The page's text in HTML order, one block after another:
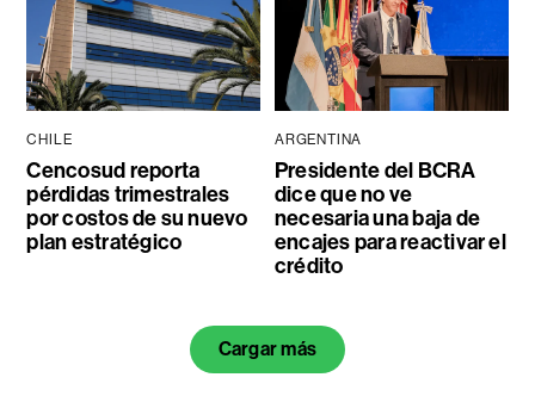
CHILE
Cencosud reporta
pérdidas trimestrales
por costos de su nuevo
plan estratégico
ARGENTINA
Presidente del BCRA
dice que no ve
necesaria una baja de
encajes para reactivar el
crédito
Cargar más